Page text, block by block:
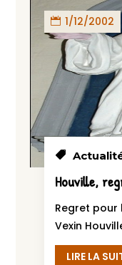
1/12/2002
Houville,
Regret pour
Vexin
LIRE LA